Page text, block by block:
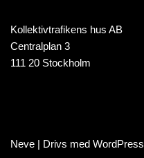
Kollektivtrafikens hus AB
Centralplan 3
111 20 Stockholm
Neve | Drivs med WordPress